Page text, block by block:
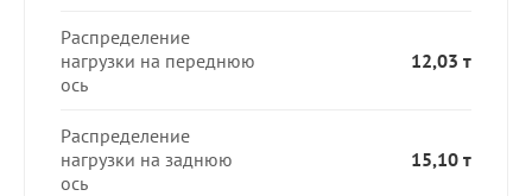
Распределение
нагрузки на переднюю
ось
12,03 т
Распределение
нагрузки на заднюю
ось
15,10 т